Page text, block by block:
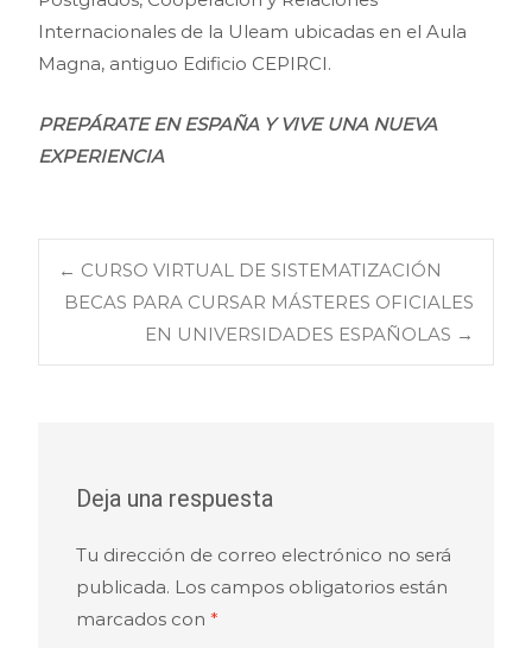
Internacionales de la Uleam ubicadas en el Aula
Magna, antiguo Edificio CEPIRCI.
PREPÁRATE EN ESPAÑA Y VIVE UNA NUEVA
EXPERIENCIA
Navegación
de
← CURSO VIRTUAL DE SISTEMATIZACIÓN
BECAS PARA CURSAR MÁSTERES OFICIALES
EN UNIVERSIDADES ESPAÑOLAS →
Deja una respuesta
Tu dirección de correo electrónico no será
publicada. Los campos obligatorios están
marcados con *